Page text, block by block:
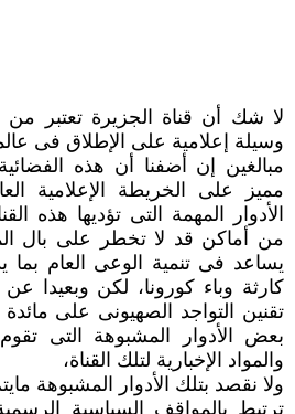
لا شك أن قناة الجزيرة تعتبر
وسيلة إعلامية على الإطلاق فى
مبالغين إن أضفنا أن هذه
مميز على الخريطة الإعلامية
الأدوار المهمة التى تؤديها هذه
من أماكن قد لا تخطر على بال
يساعد فى تنمية الوعى العام بما
كارثة وباء كورونا، لكن وبعيدا
تقنين التواجد الصهيونى على مائدة
بعض الأدوار المشبوهة التى تقوم
والمواد الإخبارية لتلك القناة،
ولا نقصد بتلك الأدوار المشبوهة
ترتبط بالمواقف السياسية